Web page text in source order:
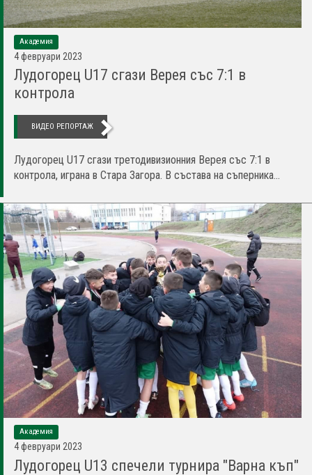
Академия
4 февруари 2023
Лудогорец U17 сгази Верея със 7:1 в
контрола
ВИДЕО РЕПОРТАЖ
Лудогорец U17 сгази третодивизионния Верея със 7:1 в
контрола, играна в Стара Загора. В състава на съперника...
Академия
4 февруари 2023
Лудогорец U13 спечели турнира "Варна къп"